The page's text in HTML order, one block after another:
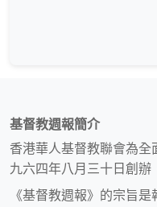
基督教週報簡介
香港華人基督教聯會為
九六四年八月三十日創辦
《基督教週報》的宗旨